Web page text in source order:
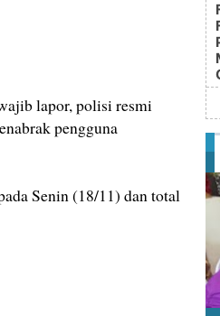
lapor, polisi resmi
pengguna
Senin (18/11) dan total